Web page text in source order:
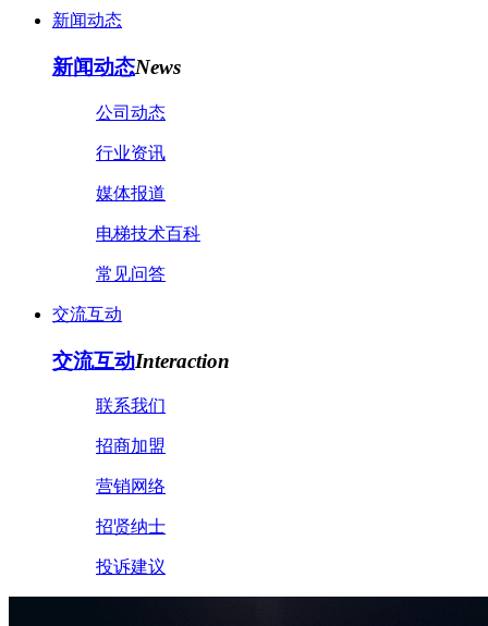
新闻动态
新闻动态News
公司动态
行业资讯
媒体报道
电梯技术百科
常见问答
交流互动
交流互动Interaction
联系我们
招商加盟
营销网络
招贤纳士
投诉建议